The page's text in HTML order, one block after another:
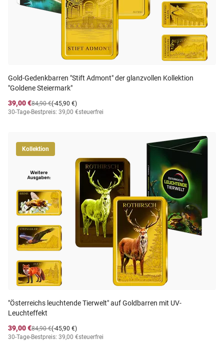
Gold-Gedenkbarren "Stift Admont" der glanzvollen Kollektion
"Goldene Steiermark"
39,00 €
(-45,90 €)
84,90 €
30-Tage-Bestpreis: 39,00 €steuerfrei
Kollektion
"Österreichs leuchtende Tierwelt" auf Goldbarren mit UV-
Leuchteffekt
39,00 €
(-45,90 €)
84,90 €
30-Tage-Bestpreis: 39,00 €steuerfrei